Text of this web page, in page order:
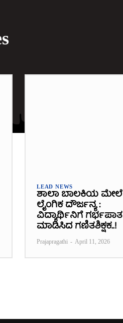
LEAD NEWS
ಶಾಲಾ ಬಾಲಕಿಯ ಮೇಲೆ
ಲೈಂಗಿಕ ದೌರ್ಜನ್ಯ :
ವಿದ್ಯಾರ್ಥಿನಿಗೆ ಗರ್ಭಪಾತ
ಮಾಡಿಸಿದ ಗಣಿತಶಿಕ್ಷಕ..!
Prajapragathi - April 11, 2026